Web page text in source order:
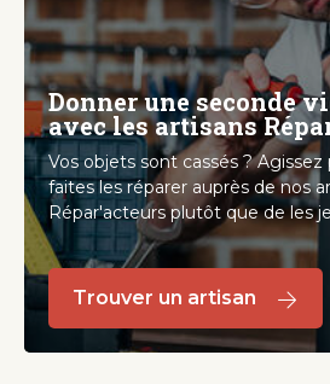
Donner une seconde
avec les artisans
Vos objets sont cassés ?
faites les réparer auprès de nos
Répar'acteurs plutôt que de les
Trouver un artisan